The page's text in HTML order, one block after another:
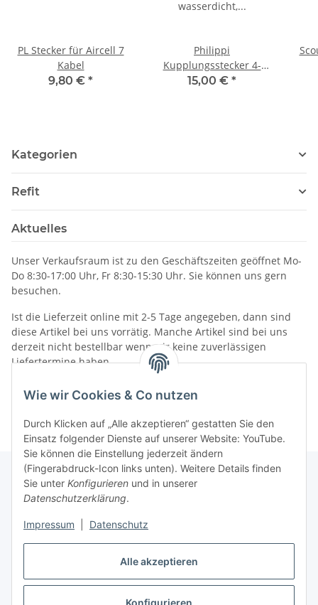
Alle akzeptieren
Wie wir Cookies & Co nutzen
Durch Klicken auf „Alle akzeptieren“ gestatten Sie den
Einsatz folgender Dienste auf unserer Website: YouTube.
Sie können die Einstellung jederzeit ändern
(Fingerabdruck-Icon links unten). Weitere Details finden
Sie unter Konfigurieren und in unserer
Datenschutzerklärung.
Impressum Datenschutz
PL Stecker für Aircell 7
Kabel
9,80 € *
Philippi
Kupplungsstecker 4-
polig Serie 692
15,00 € *
Kategorien
Refit
Aktuelles
Unser Verkaufsraum ist zu den Geschäftszeiten geöffnet Mo-
Do 8:30-17:00 Uhr, Fr 8:30-15:30 Uhr. Sie können uns gern
besuchen.
Ist die Lieferzeit online mit 2-5 Tage angegeben, dann sind
diese Artikel bei uns vorrätig. Manche Artikel sind bei uns
derzeit nicht bestellbar wenn wir keine zuverlässigen
Liefertermine haben.
Informationen
Gesetzliche Informationen
Vertrag widerrufen